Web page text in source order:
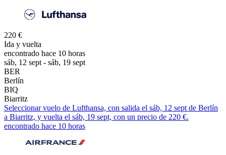
220 €
Ida y vuelta
encontrado hace 10 horas
sáb, 12 sept - sáb, 19 sept
BER
Berlín
BIQ
Biarritz
Seleccionar vuelo de Lufthansa, con salida el sáb, 12 sept de Berlín
a Biarritz, y vuelta el sáb, 19 sept, con un precio de 220 €.
encontrado hace 10 horas